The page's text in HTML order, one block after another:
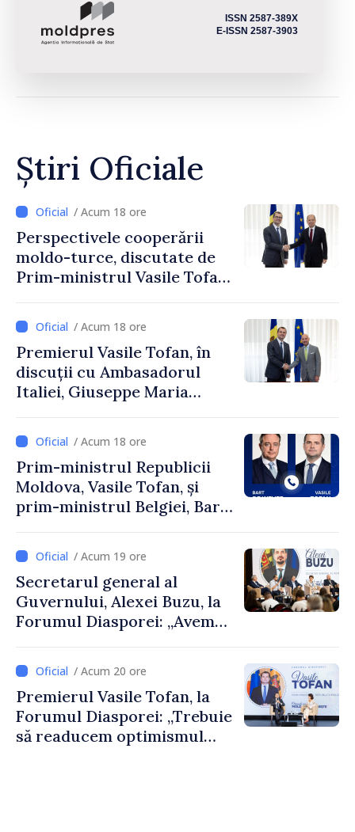
ISSN 2587-389X
E-ISSN 2587-3903
Știri Oficiale
/ Acum 18 ore
Perspectivele cooperării
moldo-turce, discutate de
Prim-ministrul Vasile Tofan
Uygar Mustafa Sertel
/ Acum 18 ore
Premierul Vasile Tofan, în
discuții cu Ambasadorul
Italiei, Giuseppe Maria
/ Acum 18 ore
Prim-ministrul Republicii
Moldova, Vasile Tofan, și
prim-ministrul Belgiei, Bart
despre parcursul european
al Republicii Moldova.
/ Acum 19 ore
Secretarul general al
Guvernului, Alexei Buzu, la
Forumul Diasporei: „Avem
dumneavoastră pentru a
construi comunități mai
puternice”
/ Acum 20 ore
Premierul Vasile Tofan, la
Forumul Diasporei: „Trebuie
să readucem optimismul